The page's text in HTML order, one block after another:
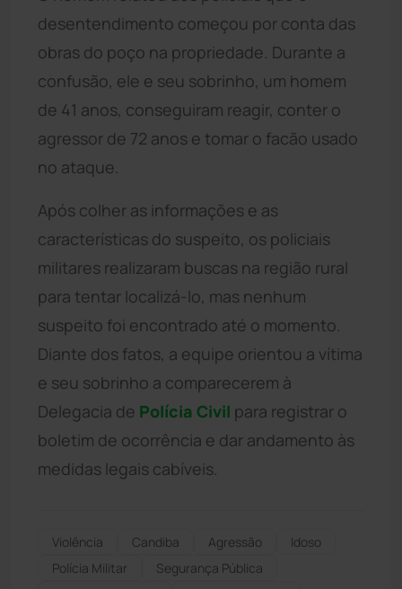
desentendimento começou por conta das
obras do poço na propriedade. Durante a
confusão, ele e seu sobrinho, um homem
de 41 anos, conseguiram reagir, conter o
agressor de 72 anos e tomar o facão usado
no ataque.
Após colher as informações e as
características do suspeito, os policiais
militares realizaram buscas na região rural
para tentar localizá-lo, mas nenhum
suspeito foi encontrado até o momento.
Diante dos fatos, a equipe orientou a vítima
e seu sobrinho a comparecerem à
Delegacia de Polícia Civil para registrar o
boletim de ocorrência e dar andamento às
medidas legais cabíveis.
Violência Candiba Agressão
Idoso
Polícia Militar
Segurança Pública